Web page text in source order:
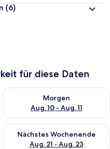
(6)
für diese Daten
Nacht, Aug. 9 - Aug.
Morgen
Aug. 10 - Aug. 11
Überprüfe die Verfügbarkeit
Wochenende, Aug. 14
Nächstes Wochenende
Aug. 21 - Aug. 23
Überprüfe die Verfügbarkeit